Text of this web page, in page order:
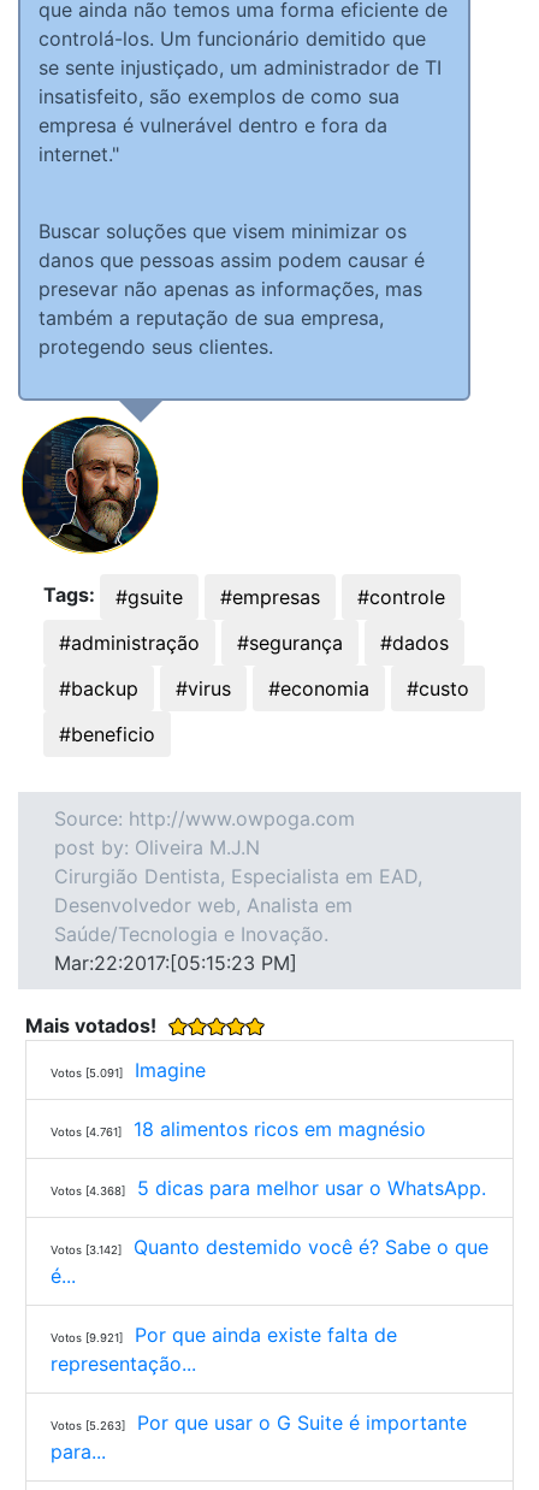
que ainda não temos uma forma eficiente de
controlá-los. Um funcionário demitido que
se sente injustiçado, um administrador de TI
insatisfeito, são exemplos de como sua
empresa é vulnerável dentro e fora da
internet."
Buscar soluções que visem minimizar os
danos que pessoas assim podem causar é
presevar não apenas as informações, mas
também a reputação de sua empresa,
protegendo seus clientes.
Tags: #gsuite #empresas
#controle
#administração
#segurança
#dados
#backup
#virus #economia
#custo
#beneficio
Source: http://www.owpoga.com
post by: Oliveira M.J.N
Cirurgião Dentista, Especialista em EAD,
Desenvolvedor web, Analista em
Saúde/Tecnologia e Inovação.
Mar:22:2017:[05:15:23 PM]
Mais votados!
Votos [5.091] Imagine
Votos [4.761] 18 alimentos ricos em magnésio
Votos [4.368] 5 dicas para melhor usar o WhatsApp.
Votos [3.142]
Quanto destemido você é? Sabe o que
é...
Votos [9.921]
Por que ainda existe falta de
representação...
Votos [5.263]
Por que usar o G Suite é importante
para...